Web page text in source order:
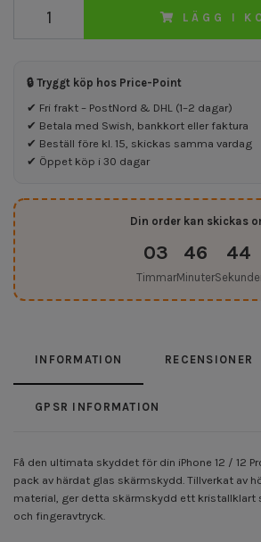
LÄGG I
🔒 Tryggt köp hos Price-Point
✔ Fri frakt – PostNord & DHL (1–2 dagar)
✔ Betala med Swish, bankkort eller faktura
✔ Beställ före kl. 15, skickas samma vardag
✔ Öppet köp i 30 dagar
Din order kan skickas
03
Timmar
46
Minuter
43
INFORMATION RECENSIONER
GPSR INFORMATION
Få den ultimata skyddet för din iPhone 12 / 12
pack av härdat glas skärmskydd. Tillverkat av
material, ger detta skärmskydd ett
och fingeravtryck.